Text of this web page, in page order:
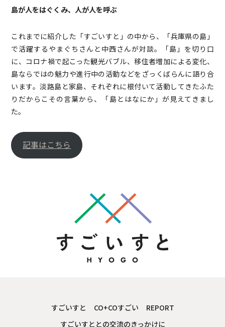
島が人をはぐくみ、人が人を呼ぶ
これまでに紹介した「すごいすと」の中から、「兵庫県の島」
で活躍するやまぐちさんと中西さんが対談。「島」を切り口
に、コロナ禍で起こった観光バブル、移住者増加による変化、
島ならではの魅力や進行中の活動などをざっくばらんに語り合
います。淡路島と家島、それぞれに根付いて活動してきたふた
りだからこその言葉から、「島とはなにか」が見えてきまし
た。
記事はこちら
すごいすと CO+COすごい
REPORT
すごいすととの交流のきっかけに